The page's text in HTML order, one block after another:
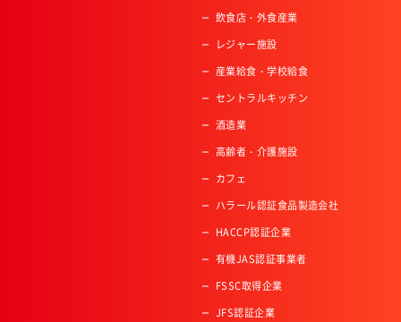
飲食店・外食産業
レジャー施設
産業給食・学校給食
セントラルキッチン
酒造業
高齢者・介護施設
カフェ
ハラール認証食品製造会社
HACCP認証企業
有機JAS認証事業者
FSSC取得企業
JFS認証企業